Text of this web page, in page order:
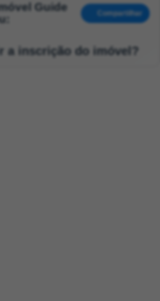
Guide
Compartilhar
a inscrição do imóvel?